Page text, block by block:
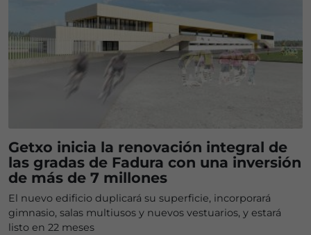
Getxo inicia la renovación integral de
las gradas de Fadura con una inversión
de más de 7 millones
El nuevo edificio duplicará su superficie, incorporará
gimnasio, salas multiusos y nuevos vestuarios, y estará
listo en 22 meses